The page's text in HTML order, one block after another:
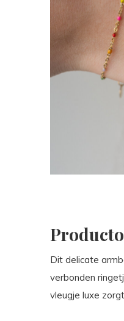
Dit delicate
verbonden
vleugje luxe